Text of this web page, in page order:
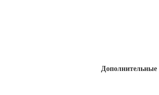
Дополнительные